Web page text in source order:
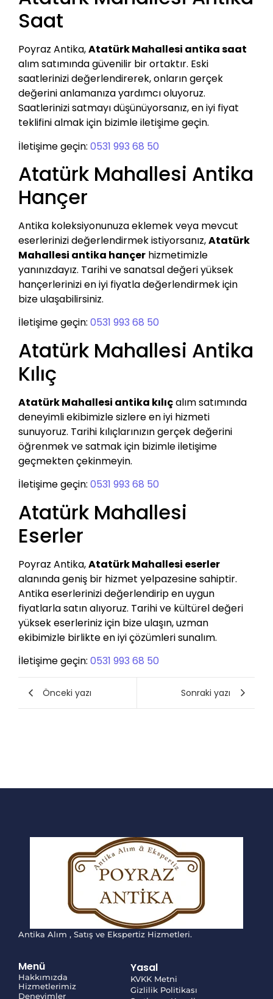
Saat
Poyraz Antika,Atatürk Mahallesi antika saat
alım satımında güvenilir bir ortaktır. Eski
saatlerinizi değerlendirerek, onların gerçek
değerini anlamanıza yardımcı oluyoruz.
Saatlerinizi satmayı düşünüyorsanız, en iyi fiyat
teklifini almak için bizimle iletişime geçin.
İletişime geçin: 0531 993 68 50
Atatürk Mahallesi Antika
Hançer
Antika koleksiyonunuza eklemek veya mevcut
eserlerinizi değerlendirmek istiyorsanız,Atatürk
Mahallesi antika hançer hizmetimizle
yanınızdayız. Tarihi ve sanatsal değeri yüksek
hançerlerinizi en iyi fiyatla değerlendirmek için
bize ulaşabilirsiniz.
İletişime geçin: 0531 993 68 50
Atatürk Mahallesi Antika
Kılıç
Atatürk Mahallesi antika kılıçalım satımında
deneyimli ekibimizle sizlere en iyi hizmeti
sunuyoruz. Tarihi kılıçlarınızın gerçek değerini
öğrenmek ve satmak için bizimle iletişime
geçmekten çekinmeyin.
İletişime geçin: 0531 993 68 50
Atatürk Mahallesi
Eserler
Poyraz Antika,Atatürk Mahallesi eserler
alanında geniş bir hizmet yelpazesine sahiptir.
Antika eserlerinizi değerlendirip en uygun
fiyatlarla satın alıyoruz. Tarihi ve kültürel değeri
yüksek eserleriniz için bize ulaşın, uzman
ekibimizle birlikte en iyi çözümleri sunalım.
İletişime geçin: 0531 993 68 50
Önceki yazı Sonraki yazı
Antika Alım , Satış ve Ekspertiz Hizmetleri.
Menü
Hakkımızda
Hizmetlerimiz
Deneyimler
Yasal
KVKK Metni
Gizlilik Politikası